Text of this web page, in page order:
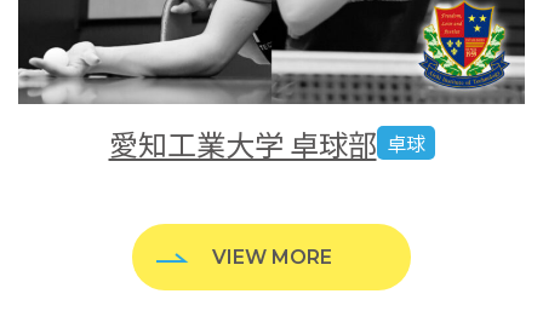
愛知工業大学 卓球部 卓球
VIEW MORE